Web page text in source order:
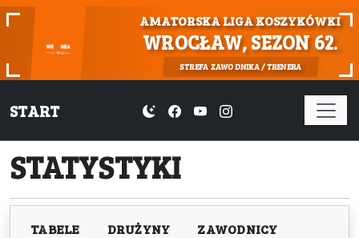
AMATORSKA LIGA KOSZYKÓWKI
WROCŁAW, SEZON 62.
STREFA ZAWODNIKA / TRENERA
START
STATYSTYKI
TABELE DRUŻYNY
ZAWODNICY